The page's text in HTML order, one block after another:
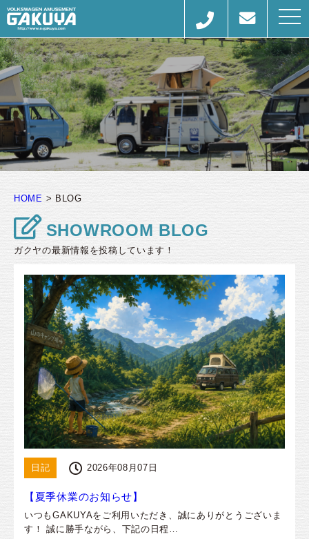
HOME > BLOG
SHOWROOM BLOG
ガクヤの最新情報を投稿しています！
日記 2026年08月07日
【夏季休業のお知らせ】
いつもGAKUYAをご利用いただき、誠にありがとうございま
す！ 誠に勝手ながら、下記の日程…